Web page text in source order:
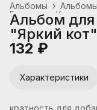
Альбомы ›
Главная
Альбом
"Яркий кот"
132 ₽
Характеристики
кратность для